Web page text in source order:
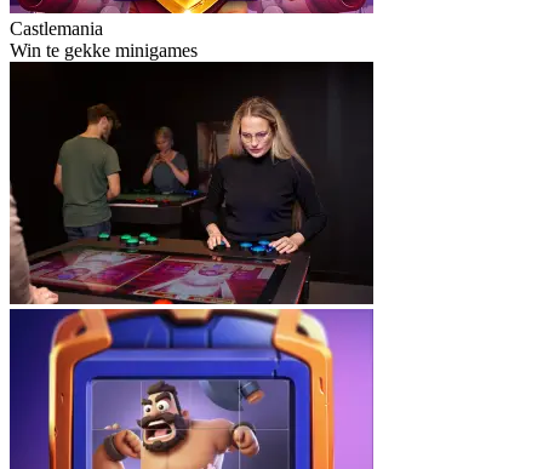
Castlemania
Win te gekke minigames